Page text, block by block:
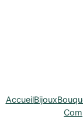
AccueilBijoux